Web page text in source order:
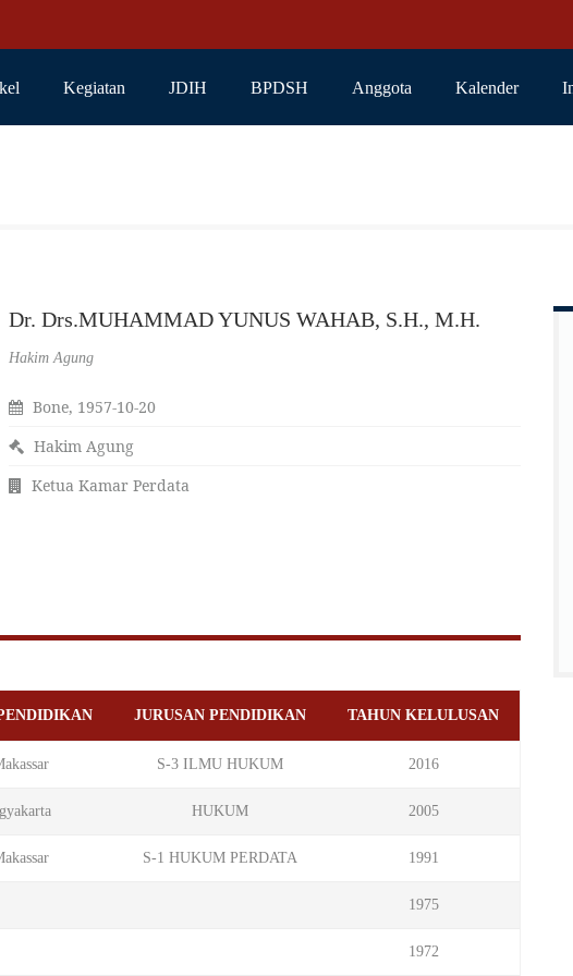
Kegiatan JDIH BPDSH Anggota Kalender
Dr. Drs.MUHAMMAD YUNUS WAHAB, S.H., M.H.
Hakim Agung
Bone, 1957-10-20
Hakim Agung
Ketua Kamar Perdata
JURUSAN PENDIDIKAN TAHUN KELULUSAN
S-3 ILMU HUKUM 2016
HUKUM 2005
S-1 HUKUM PERDATA 1991
1975
1972